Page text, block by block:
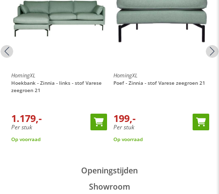
HomingXL
Hoekbank - Zinnia - links - stof Varese
zeegroen 21
1.179,-
Per stuk
Op voorraad
HomingXL
Poef - Zinnia - stof Varese zeegroen 21
199,-
Per stuk
Op voorraad
Openingstijden
Showroom